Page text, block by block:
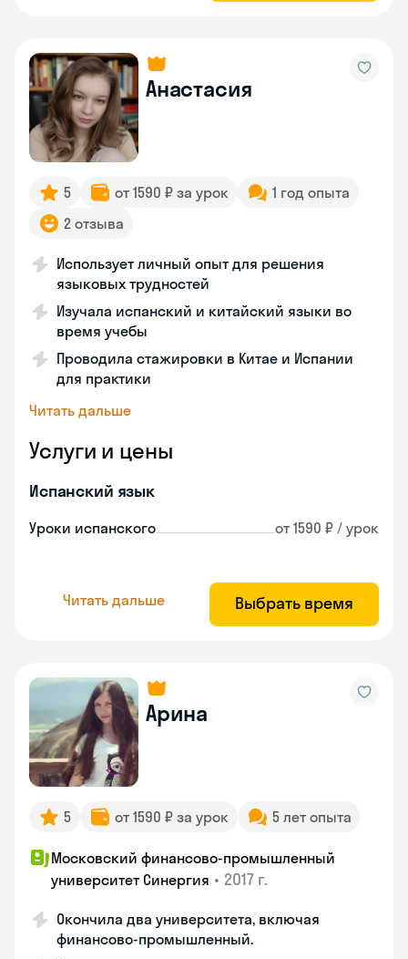
Анастасия
5 от 1590 ₽ за урок
1 год опыта
2 отзыва
Использует личный опыт для решения
языковых трудностей
Изучала испанский и китайский языки во
время учебы
Проводила стажировки в Китае и Испании
для практики
Читать дальше
Услуги и цены
Испанский язык
Уроки испанского от 1590 ₽ / урок
Читать дальше Выбрать время
Арина
5 от 1590 ₽ за урок 5 лет опыта
Московский финансово-промышленный
университет Синергия • 2017 г.
Окончила два университета, включая
финансово-промышленный.